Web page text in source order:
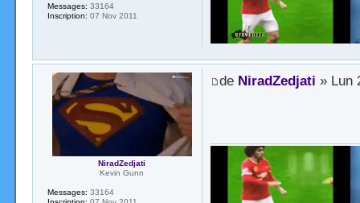
Messages: 33164
Inscription: 07 Nov 2011
de NiradZedjati » Lun
NiradZedjati
Kevin Gunn
Messages: 33164